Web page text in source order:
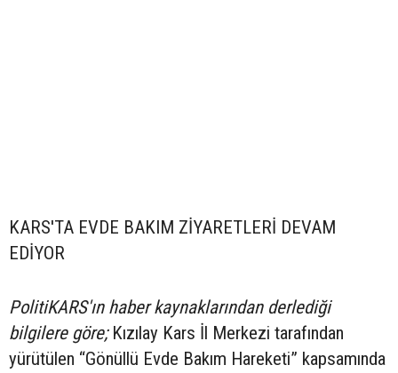
KARS'TA EVDE BAKIM ZİYARETLERİ DEVAM
EDİYOR
PolitiKARS'ın haber kaynaklarından derlediği
bilgilere göre;Kızılay Kars İl Merkezi tarafından
yürütülen “Gönüllü Evde Bakım Hareketi” kapsamında